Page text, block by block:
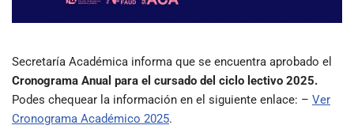
Secretaría Académica informa que se encuentra aprobado el
Cronograma Anual para el cursado del ciclo lectivo 2025.
Podes chequear la información en el siguiente enlace: – Ver
Cronograma Académico 2025.